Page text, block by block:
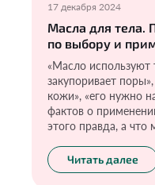
17 декабря 2024
Масла для тела.
по выбору и
«Масло используют
закупоривает
кожи», «его нужно
фактов о
этого правда, а что
рекомендую быть
исключать эти
Читать далее